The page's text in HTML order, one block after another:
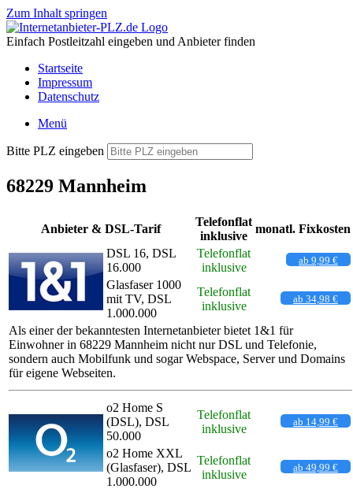
Zum Inhalt springen
Einfach Postleitzahl eingeben und Anbieter finden
Startseite
Impressum
Datenschutz
Menü
Bitte PLZ eingeben
68229 Mannheim
Anbieter & DSL-Tarif
Telefonflat
inklusive
monatl. Fixkosten
DSL 16, DSL
16.000
Telefonflat
inklusive
ab 9,99 €
Glasfaser 1000
mit TV, DSL
1.000.000
Telefonflat
inklusive
ab 34,98 €
Als einer der bekanntesten Internetanbieter bietet 1&1 für
Einwohner in 68229 Mannheim nicht nur DSL und Telefonie,
sondern auch Mobilfunk und sogar Webspace, Server und Domains
für eigene Webseiten.
o2 Home S
(DSL), DSL
50.000
Telefonflat
inklusive
ab 14,99 €
o2 Home XXL
(Glasfaser), DSL
1.000.000
Telefonflat
inklusive
ab 49,99 €